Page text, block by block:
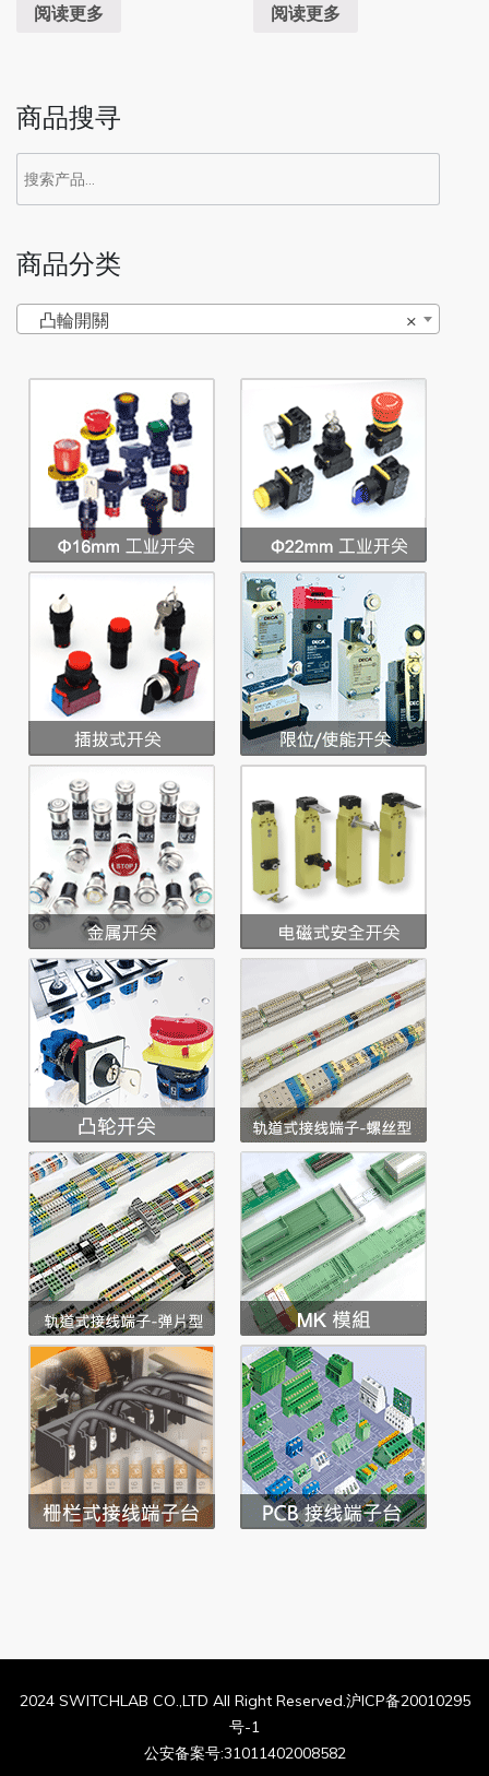
阅读更多 阅读更多
商品搜寻
商品分类
×
凸輪開關
2024 SWITCHLAB CO.,LTD All Right Reserved.沪ICP备20010295
号-1
公安备案号:31011402008582